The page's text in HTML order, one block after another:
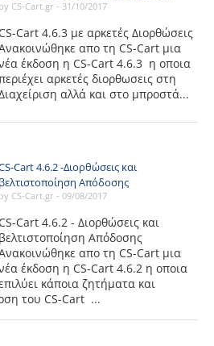
by CS-Cart.gr - 31/10/2017
CS-Cart 4.6.3 με αρκετές Διορθώσεις
απο τη CS-Cart μια
έκδοση η CS-Cart 4.6.3 η οποια
αρκετές διορθωσεις στη
αλλά και στο μπροστά...
Cart 4.6.2 -Διορθώσεις και
βελτιστοποίηση Απόδοσης
by CS-Cart.gr - 09/08/2017
CS-Cart 4.6.2 - Διορθώσεις και
βελτιστοποίηση Απόδοσης
απο τη CS-Cart μια
έκδοση η CS-Cart 4.6.2 η οποια
κάποια ζητήματα και
του CS-Cart ...